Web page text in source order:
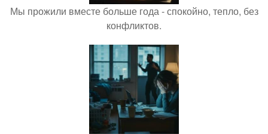
Мы прожили вместе больше года - спокойно, тепло, без
конфликтов.